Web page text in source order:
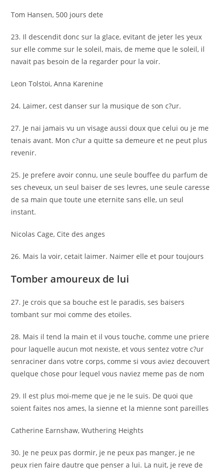
Tom Hansen, 500 jours dete
23. Il descendit donc sur la glace, evitant de jeter les yeux
sur elle comme sur le soleil, mais, de meme que le soleil, il
navait pas besoin de la regarder pour la voir.
Leon Tolstoi, Anna Karenine
24. Laimer, cest danser sur la musique de son c?ur.
27. Je nai jamais vu un visage aussi doux que celui ou je me
tenais avant. Mon c?ur a quitte sa demeure et ne peut plus
revenir.
25. Je prefere avoir connu, une seule bouffee du parfum de
ses cheveux, un seul baiser de ses levres, une seule caresse
de sa main que toute une eternite sans elle, un seul
instant.
Nicolas Cage, Cite des anges
26. Mais la voir, cetait laimer. Naimer elle et pour toujours
Tomber amoureux de lui
27. Je crois que sa bouche est le paradis, ses baisers
tombant sur moi comme des etoiles.
28. Mais il tend la main et il vous touche, comme une priere
pour laquelle aucun mot nexiste, et vous sentez votre c?ur
senraciner dans votre corps, comme si vous aviez decouvert
quelque chose pour lequel vous naviez meme pas de nom
29. Il est plus moi-meme que je ne le suis. De quoi que
soient faites nos ames, la sienne et la mienne sont pareilles
Catherine Earnshaw, Wuthering Heights
30. Je ne peux pas dormir, je ne peux pas manger, je ne
peux rien faire dautre que penser a lui. La nuit, je reve de